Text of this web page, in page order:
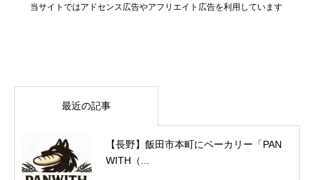
当サイトではアドセンス広告やアフリエイト広告を利用しています
最近の記事
【長野】飯田市本町にベーカリー「PAN
WITH（...